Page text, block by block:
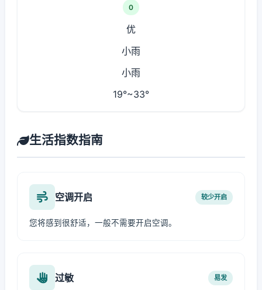
0
优
小雨
小雨
19°~33°
生活指数指南
空调开启 较少开启
您将感到很舒适，一般不需要开启空调。
过敏 易发